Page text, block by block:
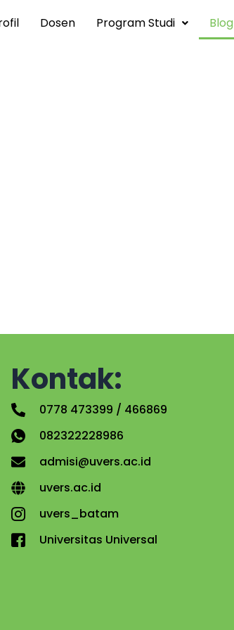
Dosen Program Studi Blog
Kontak:
0778 473399 / 466869
082322228986
admisi@uvers.ac.id
uvers.ac.id
uvers_batam
Universitas Universal